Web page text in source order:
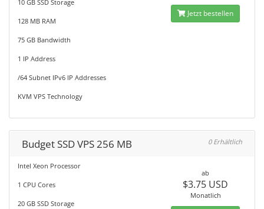
10 GB SSD Storage
128 MB RAM
75 GB Bandwidth
1 IP Address
/64 Subnet IPv6 IP Addresses
KVM VPS Technology
Jetzt bestellen
Budget SSD VPS 256 MB 0 Erhältlich
Intel Xeon Processor
1 CPU Cores
20 GB SSD Storage
ab
$3.75 USD
Monatlich